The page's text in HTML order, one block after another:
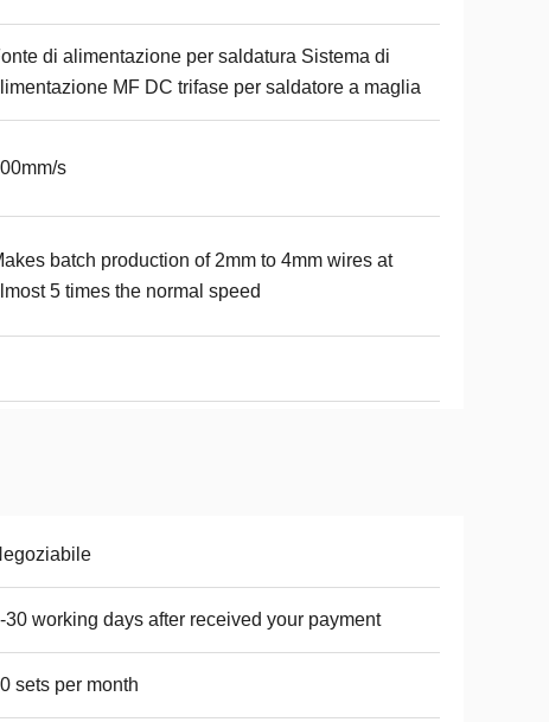
di alimentazione per saldatura Sistema di
MF DC trifase per saldatore a maglia
s
batch production of 2mm to 4mm wires at
5 times the normal speed
30 working days after received your payment
sets per month